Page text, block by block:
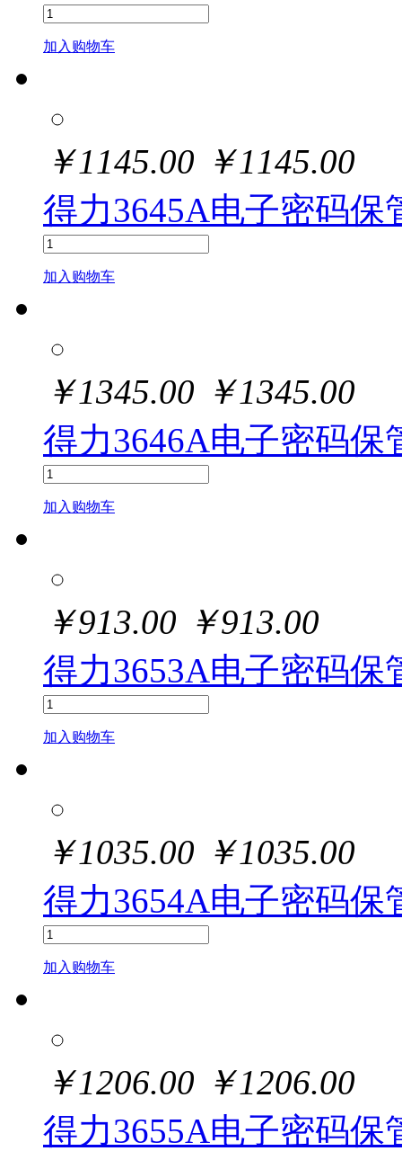
加入购物车
￥1145.00 ￥1145.00
得力3645A电子密码保
加入购物车
￥1345.00 ￥1345.00
得力3646A电子密码保
加入购物车
￥913.00 ￥913.00
得力3653A电子密码保
加入购物车
￥1035.00 ￥1035.00
得力3654A电子密码保
加入购物车
￥1206.00 ￥1206.00
得力3655A电子密码保